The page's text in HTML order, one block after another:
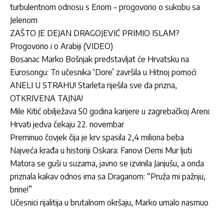
turbulentnom odnosu s Enom – progovorio o sukobu sa
Jelenom
ZAŠTO JE DEJAN DRAGOJEVIĆ PRIMIO ISLAM?
Progovorio i o Arabiji (VIDEO)
Bosanac Marko Bošnjak predstavljat će Hrvatsku na
Eurosongu: Tri učesnika ‘Dore’ završila u Hitnoj pomoći
ANELI U STRAHU! Starleta riješila sve da prizna,
OTKRIVENA TAJNA!
Mile Kitić obilježava 50 godina karijere u zagrebačkoj Areni:
Hrvati jedva čekaju 22. novembar
Preminuo čovjek čija je krv spasila 2,4 miliona beba
Najveća krađa u historiji Oskara: Fanovi Demi Mur ljuti
Matora se guši u suzama, javno se izvinila Janjušu, a onda
priznala kakav odnos ima sa Draganom: “Pruža mi pažnju,
brine!”
Učesnici rijalitija u brutalnom okršaju, Marko umalo nasrnuo